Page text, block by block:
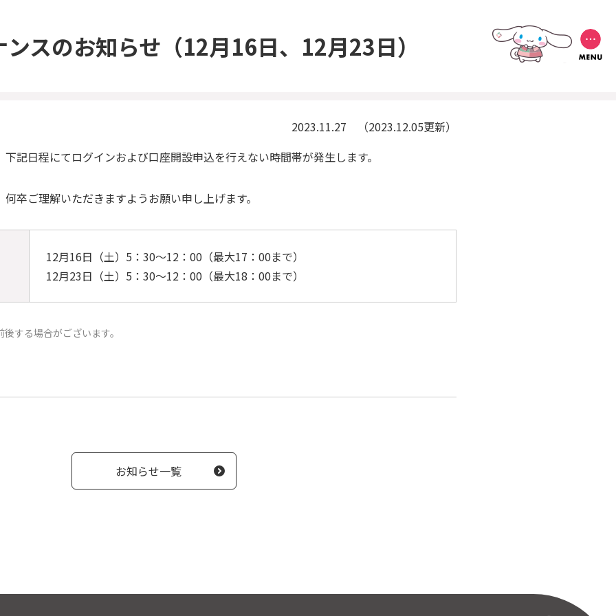
スのお知らせ （12月16日、12月23日）
2023.11.27 （2023.12.05更新）
記日程にてログインおよび口座開設申込を行えない時間帯が発生します。
卒ご理解いただきますようお願い申し上げます。
12月16日（土）5：30～12：00（最大17：00まで）
12月23日（土）5：30～12：00（最大18：00まで）
する場合がございます。
お知らせ一覧